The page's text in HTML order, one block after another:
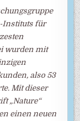
Instituts für
wurden mit
also 53
Mit dieser
„Nature“
einen neuen